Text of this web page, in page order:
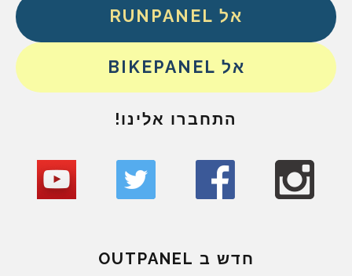
אל RUNPANEL
אל BIKEPANEL
התחברו אלינו!
חדש ב OUTPANEL